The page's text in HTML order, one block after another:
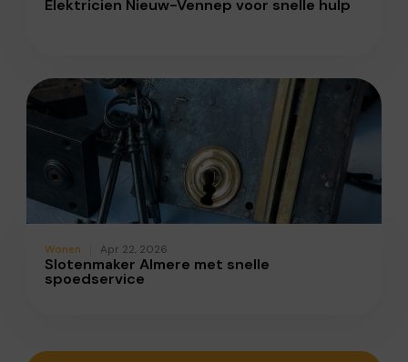
Elektricien Nieuw-Vennep voor snelle hulp
Wonen Apr 22, 2026
Slotenmaker Almere met snelle
spoedservice